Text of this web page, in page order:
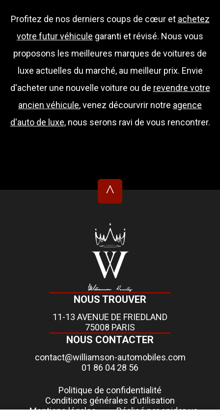
Profitez de nos derniers coups de cœur et achetez
votre futur véhicule garanti et révisé. Nous vous
proposons les meilleures marques de voitures de
luxe actuelles du marché, au meilleur prix. Envie
d'acheter une nouvelle voiture ou de revendre votre
ancien véhicule, venez décourvrir notre agence
d'auto de luxe, nous serons ravi de vous rencontrer.
^
NOUS TROUVER
11-13 AVENUE DE FRIEDLAND
75008 PARIS
NOUS CONTACTER
contact@williamson-automobiles.com
01 86 04 28 56
Politique de confidentialité
Conditions générales d'utilisation